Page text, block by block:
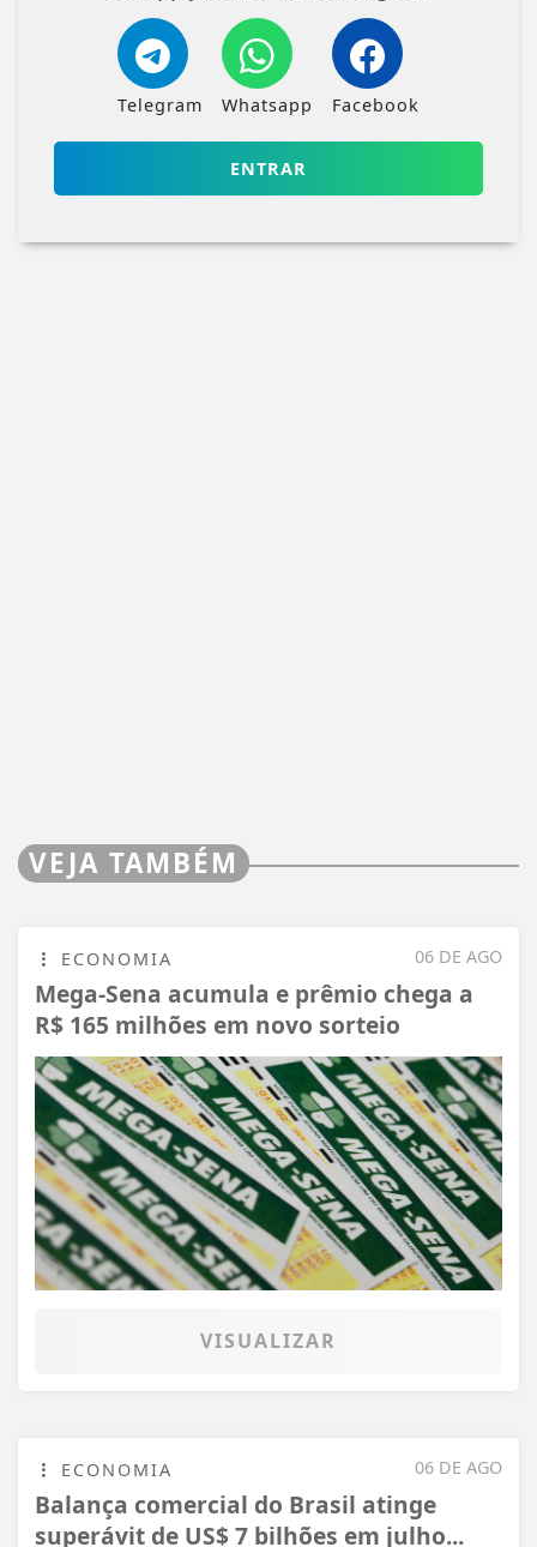
Telegram Whatsapp Facebook
ENTRAR
VEJA TAMBÉM
06 DE AGO
ECONOMIA
Mega-Sena acumula e prêmio chega a
R$ 165 milhões em novo sorteio
VISUALIZAR
06 DE AGO
ECONOMIA
Balança comercial do Brasil atinge
superávit de US$ 7 bilhões em julho...